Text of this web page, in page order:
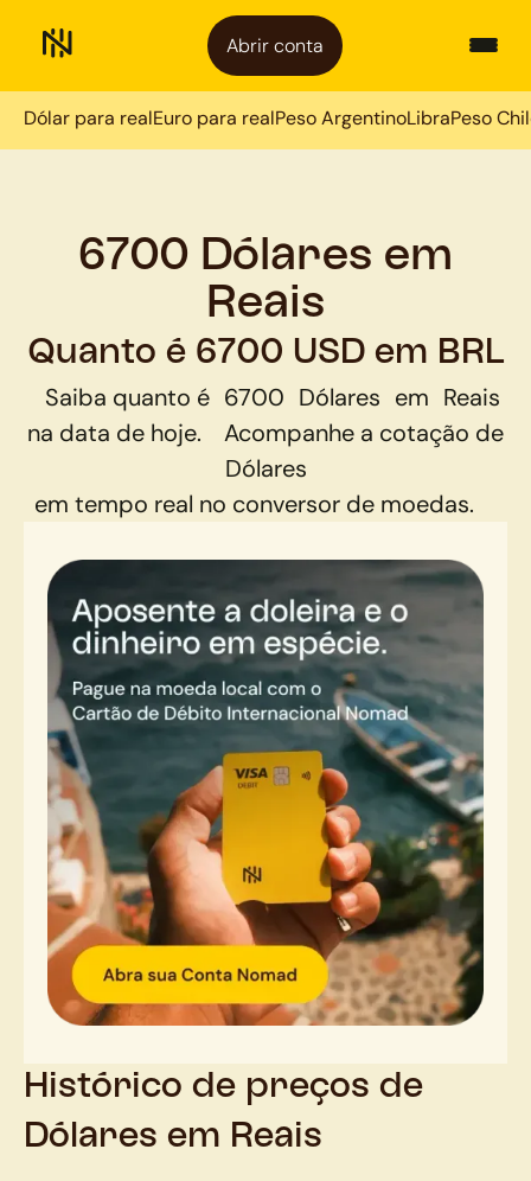
Abrir conta
Dólar para realEuro para realPeso ArgentinoLibraPeso
6700 Dólares em
Reais
Quanto é 6700 USD em BRL
Saiba quanto é 6700 Dólares em Reais
na data de hoje.
Acompanhe a cotação de
Dólares
em tempo real no conversor de moedas.
Histórico de preços de
Dólares em Reais